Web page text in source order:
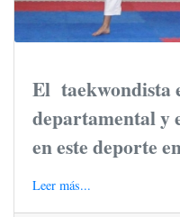
El taekwondista
departamental y
en este deporte
Leer más...